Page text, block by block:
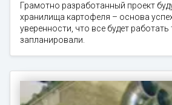
Грамотно разработанный проект
хранилища картофеля – основа
уверенности, что все будет работать
запланировали.